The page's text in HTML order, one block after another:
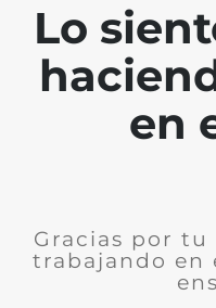
Lo
en
Gracias por tu
trabajando en